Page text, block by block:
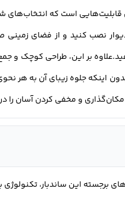
است که انتخاب‌های
نصب کنید و از فضای
بر این، طراحی کوچک و
اینکه جلوه زیبای آن به هر
و مخفی کردن آسان را در